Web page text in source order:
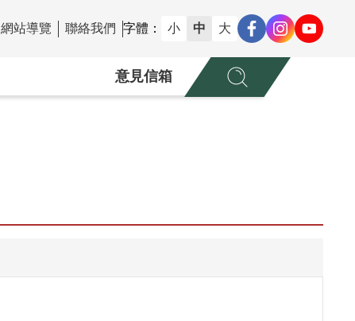
網站導覽 聯絡我們 字體： 小 中 大
意見信箱